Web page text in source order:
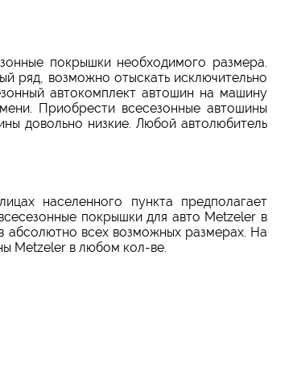
покрышки необходимого размера.
ряд, возможно отыскать исключительно
автокомплект автошин на машину
Приобрести всесезонные автошины
довольно низкие. Любой автолюбитель
населенного пункта предполагает
покрышки для авто Metzeler в
абсолютно всех возможных размерах. На
Metzeler в любом кол-ве.